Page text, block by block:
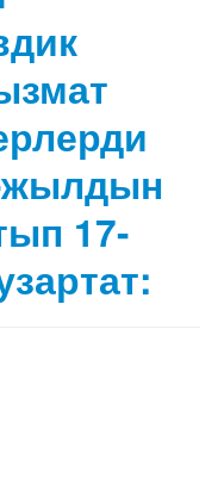
жылдын
17-